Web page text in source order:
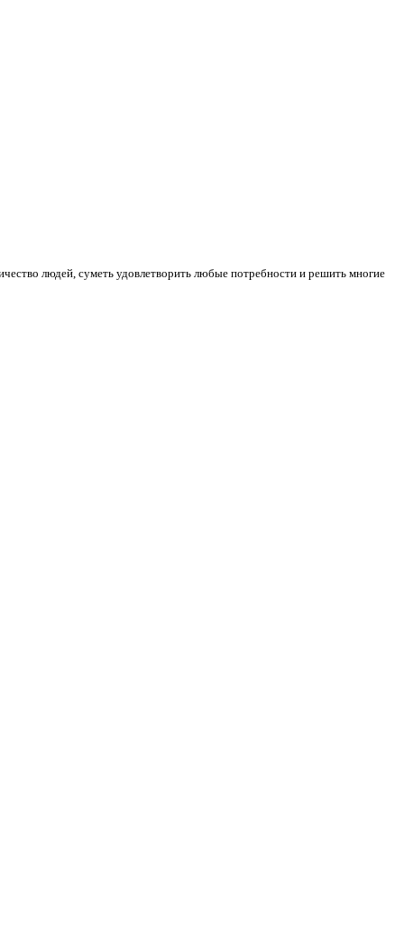
людей, суметь удовлетворить любые потребности и решить многие